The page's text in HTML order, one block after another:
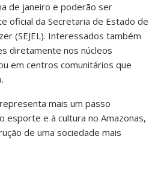
de janeiro e poderão ser
oficial da Secretaria de Estado de
(SEJEL). Interessados também
diretamente nos núcleos
em centros comunitários que
mais um passo
esporte e à cultura no Amazonas,
de uma sociedade mais